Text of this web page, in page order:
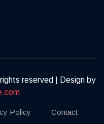
reserved | Design by
Policy Contact